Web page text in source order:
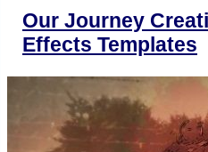
Our Journey
Effects Templates